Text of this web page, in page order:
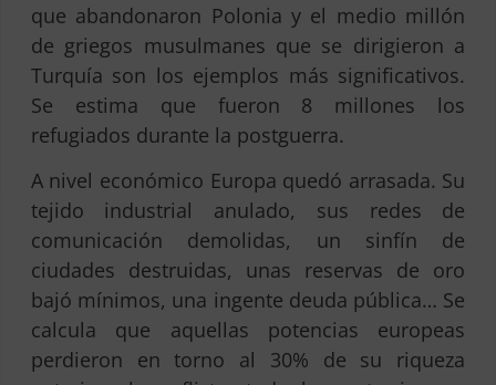
que abandonaron Polonia y el medio millón
de griegos musulmanes que se dirigieron a
Turquía son los ejemplos más significativos.
Se estima que fueron 8 millones los
refugiados durante la postguerra.
A nivel económico Europa quedó arrasada. Su
tejido industrial anulado, sus redes de
comunicación demolidas, un sinfín de
ciudades destruidas, unas reservas de oro
bajó mínimos, una ingente deuda pública… Se
calcula que aquellas potencias europeas
perdieron en torno al 30% de su riqueza